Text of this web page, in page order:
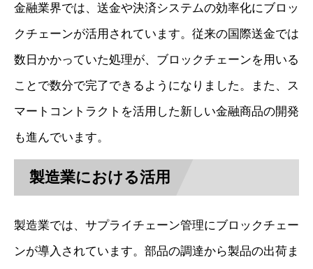
金融業界では、送金や決済システムの効率化にブロッ
クチェーンが活用されています。従来の国際送金では
数日かかっていた処理が、ブロックチェーンを用いる
ことで数分で完了できるようになりました。また、ス
マートコントラクトを活用した新しい金融商品の開発
も進んでいます。
製造業における活用
製造業では、サプライチェーン管理にブロックチェー
ンが導入されています。部品の調達から製品の出荷ま